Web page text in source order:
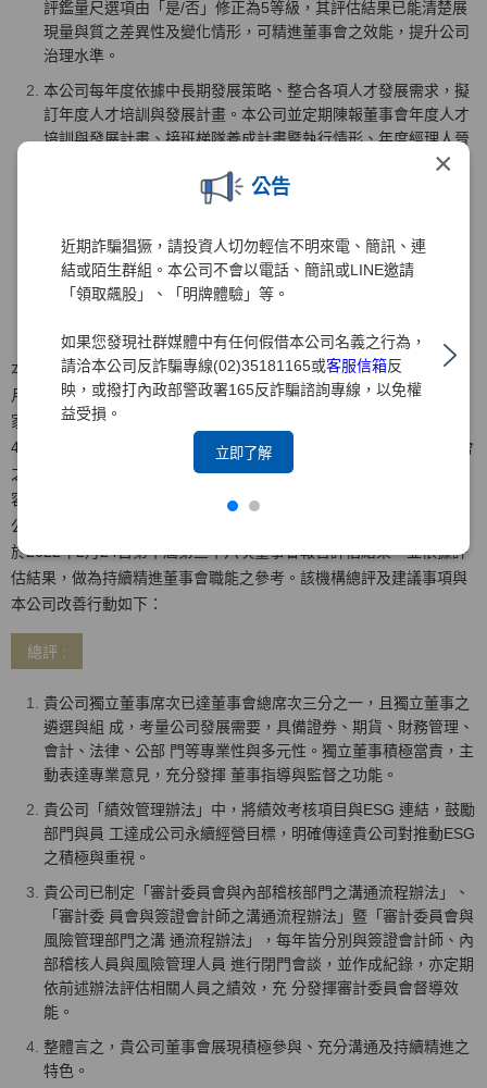
×
公告
近期詐騙猖獗，請投資人切勿輕信不明來電、簡訊、連
結或陌生群組。本公司不會以電話、簡訊或LINE邀請
「領取飆股」、「明牌體驗」等。
如果您發現社群媒體中有任何假借本公司名義之行為，
請洽本公司反詐騙專線(02)35181165或客服信箱反
映，或撥打內政部警政署165反詐騙諮詢專線，以免權
益受損。
立即了解
評鑑量尺選項由「是/否」修正為5等級，其評估結果已能清楚展
現量與質之差異性及變化情形，可精進董事會之效能，提升公司
治理水準。
本公司每年度依據中長期發展策略、整合各項人才發展需求，擬
訂年度人才培訓與發展計畫。本公司並定期陳報董事會年度人才
培訓與發展計畫、接班梯隊養成計畫暨執行情形、年度經理人晉
升暨調薪等，使董事會能夠確實掌握公司重要管理階層之接班規
關部門已建立即時提報董事會及向獨立董事說明之機制，使董事
會及獨立董事均能掌握市場變化及提供建議與指導。
本公司於2021年底委託「社團法人中華公司治理協會」就2020年10
月1日~2021年9月30日期間進行董事會效能評估，該機構委派評估專
家二位分別就1.董事會之組成、 2.董事會之指導、3.董事會之授權、
4.董事會之監督、5.董事會之溝通、6.內部控制及風險管理、7.董事會
之自律、8.其他如董事會會議、支援系統等8大項構面二十題指標內
容，以問卷及實地訪評方式評估董事會效能。該機構及執行專家與本
公司無業務往來具備獨立性，並於2021/11/29提出評估報告。本公司
於2022年2月24日第十屆第三十六次董事會報告評估結果，並依據評
估結果，做為持續精進董事會職能之參考。該機構總評及建議事項與
本公司改善行動如下：
總評 :
貴公司獨立董事席次已達董事會總席次三分之一，且獨立董事之
遴選與組 成，考量公司發展需要，具備證券、期貨、財務管理、
會計、法律、公部 門等專業性與多元性。獨立董事積極當責，主
動表達專業意見，充分發揮 董事指導與監督之功能。
貴公司「績效管理辦法」中，將績效考核項目與ESG 連結，鼓勵
部門與員 工達成公司永續經營目標，明確傳達貴公司對推動ESG
之積極與重視。
貴公司已制定「審計委員會與內部稽核部門之溝通流程辦法」、
「審計委 員會與簽證會計師之溝通流程辦法」暨「審計委員會與
風險管理部門之溝 通流程辦法」，每年皆分別與簽證會計師、內
部稽核人員與風險管理人員 進行閉門會談，並作成紀錄，亦定期
依前述辦法評估相關人員之績效，充 分發揮審計委員會督導效
能。
整體言之，貴公司董事會展現積極參與、充分溝通及持續精進之
特色。